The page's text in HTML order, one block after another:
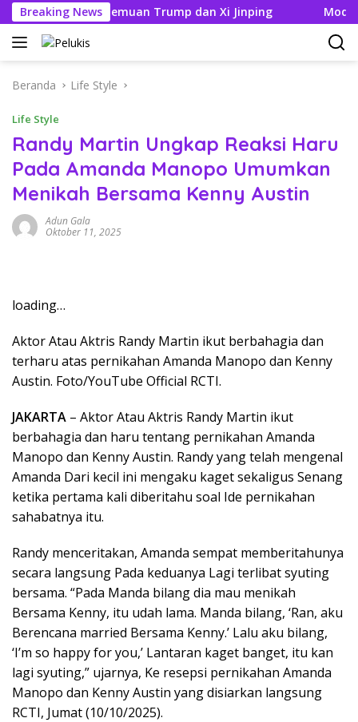
Langsung
ke
konten
Breaking News
Jelang Pertemuan Trump dan Xi Jinping Modifikasi
Beranda Life Style
Life Style
Randy Martin Ungkap Reaksi Haru
Pada Amanda Manopo Umumkan
Menikah Bersama Kenny Austin
Adun Gala
Oktober 11, 2025
loading…
Aktor Atau Aktris Randy Martin ikut berbahagia dan
terharu atas pernikahan Amanda Manopo dan Kenny
Austin. Foto/YouTube Official RCTI.
JAKARTA – Aktor Atau Aktris Randy Martin ikut
berbahagia dan haru tentang pernikahan Amanda
Manopo dan Kenny Austin. Randy yang telah mengenal
Amanda Dari kecil ini mengaku kaget sekaligus Senang
ketika pertama kali diberitahu soal Ide pernikahan
sahabatnya itu.
Randy menceritakan, Amanda sempat memberitahunya
secara langsung Pada keduanya Lagi terlibat syuting
bersama. “Pada Manda bilang dia mau menikah
Bersama Kenny, itu udah lama. Manda bilang, ‘Ran, aku
Berencana married Bersama Kenny.’ Lalu aku bilang,
‘I’m so happy for you,’ Lantaran kaget banget, itu kan
lagi syuting,” ujarnya, Ke resepsi pernikahan Amanda
Manopo dan Kenny Austin yang disiarkan langsung
RCTI, Jumat (10/10/2025).